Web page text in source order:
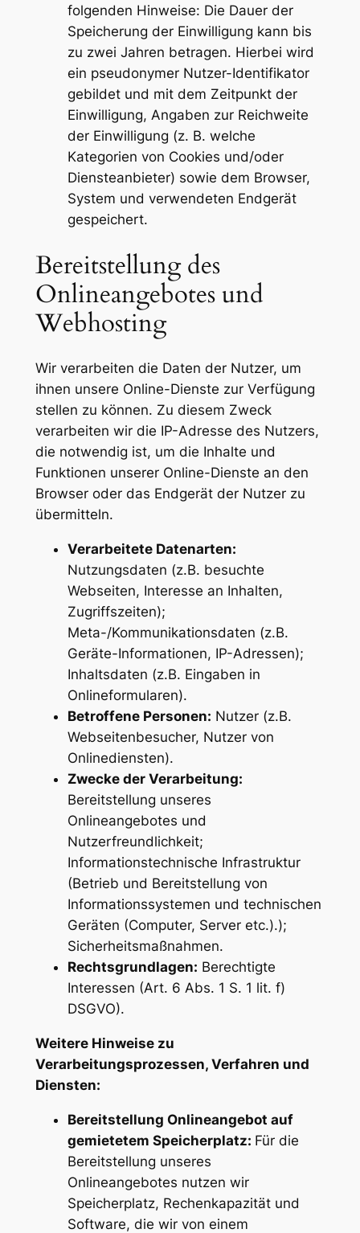
folgenden Hinweise: Die Dauer der
Speicherung der Einwilligung kann bis
zu zwei Jahren betragen. Hierbei wird
ein pseudonymer Nutzer-Identifikator
gebildet und mit dem Zeitpunkt der
Einwilligung, Angaben zur Reichweite
der Einwilligung (z. B. welche
Kategorien von Cookies und/oder
Diensteanbieter) sowie dem Browser,
System und verwendeten Endgerät
gespeichert.
Bereitstellung des
Onlineangebotes und
Webhosting
Wir verarbeiten die Daten der Nutzer, um
ihnen unsere Online-Dienste zur Verfügung
stellen zu können. Zu diesem Zweck
verarbeiten wir die IP-Adresse des Nutzers,
die notwendig ist, um die Inhalte und
Funktionen unserer Online-Dienste an den
Browser oder das Endgerät der Nutzer zu
übermitteln.
Verarbeitete Datenarten:
Nutzungsdaten (z.B. besuchte
Webseiten, Interesse an Inhalten,
Zugriffszeiten);
Meta-/Kommunikationsdaten (z.B.
Geräte-Informationen, IP-Adressen);
Inhaltsdaten (z.B. Eingaben in
Onlineformularen).
Betroffene Personen: Nutzer (z.B.
Webseitenbesucher, Nutzer von
Onlinediensten).
Zwecke der Verarbeitung:
Bereitstellung unseres
Onlineangebotes und
Nutzerfreundlichkeit;
Informationstechnische Infrastruktur
(Betrieb und Bereitstellung von
Informationssystemen und technischen
Geräten (Computer, Server etc.).);
Sicherheitsmaßnahmen.
Rechtsgrundlagen: Berechtigte
Interessen (Art. 6 Abs. 1 S. 1 lit. f)
DSGVO).
Weitere Hinweise zu
Verarbeitungsprozessen, Verfahren und
Diensten:
Bereitstellung Onlineangebot auf
gemietetem Speicherplatz: Für die
Bereitstellung unseres
Onlineangebotes nutzen wir
Speicherplatz, Rechenkapazität und
Software, die wir von einem